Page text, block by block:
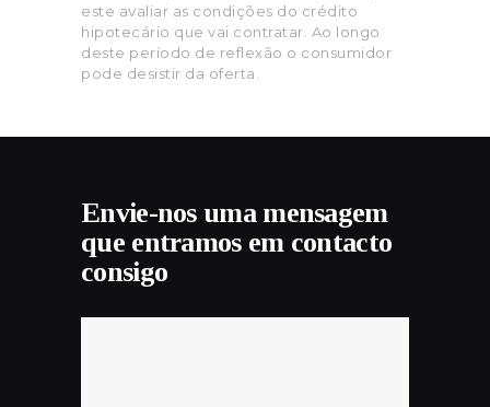
este avaliar as condições do crédito
hipotecário que vai contratar. Ao longo
deste período de reflexão o consumidor
pode desistir da oferta.
Envie-nos uma mensagem
que entramos em contacto
consigo